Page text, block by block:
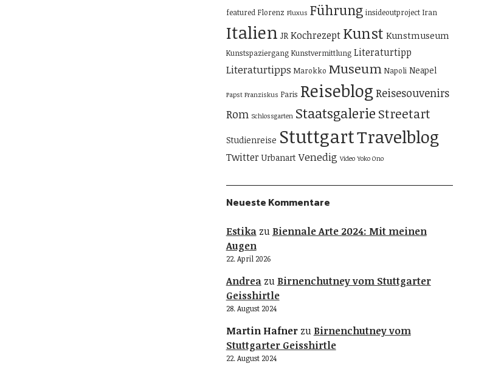
featured Florenz Fluxus Führung insideoutproject Iran
Italien JR Kochrezept Kunst Kunstmuseum
Kunstspaziergang Kunstvermittlung Literaturtipp
Literaturtipps Marokko Museum Napoli Neapel
Papst Franziskus Paris Reiseblog Reisesouvenirs
Rom Schlossgarten Staatsgalerie Streetart
Studienreise StuttgartTravelblog
Twitter Urbanart Venedig Video Yoko Ono
Neueste Kommentare
Estikazu Biennale Arte 2024: Mit meinen
Augen
22. April 2026
Andreazu Birnenchutney vom Stuttgarter
Geisshirtle
28. August 2024
Martin Hafnerzu Birnenchutney vom
Stuttgarter Geisshirtle
22. August 2024